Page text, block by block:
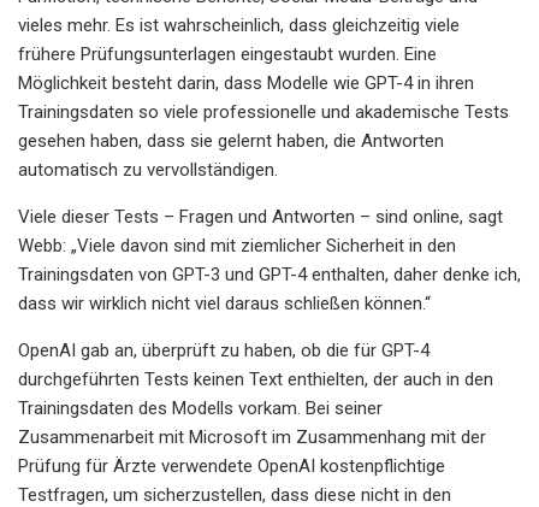
vieles mehr. Es ist wahrscheinlich, dass gleichzeitig viele
frühere Prüfungsunterlagen eingestaubt wurden. Eine
Möglichkeit besteht darin, dass Modelle wie GPT-4 in ihren
Trainingsdaten so viele professionelle und akademische Tests
gesehen haben, dass sie gelernt haben, die Antworten
automatisch zu vervollständigen.
Viele dieser Tests – Fragen und Antworten – sind online, sagt
Webb: „Viele davon sind mit ziemlicher Sicherheit in den
Trainingsdaten von GPT-3 und GPT-4 enthalten, daher denke ich,
dass wir wirklich nicht viel daraus schließen können.“
OpenAI gab an, überprüft zu haben, ob die für GPT-4
durchgeführten Tests keinen Text enthielten, der auch in den
Trainingsdaten des Modells vorkam. Bei seiner
Zusammenarbeit mit Microsoft im Zusammenhang mit der
Prüfung für Ärzte verwendete OpenAI kostenpflichtige
Testfragen, um sicherzustellen, dass diese nicht in den